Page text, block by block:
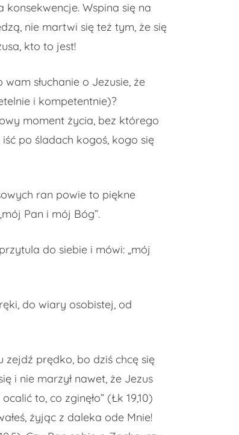
Wspina się na
nie martwi się też tym, że się
kto to jest!
słuchanie o Jezusie, że
i kompetentnie)?
moment życia, bez którego
po śladach kogoś, kogo się
ran powie to piękne
Pan i mój Bóg”.
do siebie i mówi: „mój
do wiary osobistej, od
zejdź prędko, bo dziś chcę się
i nie marzył nawet, że Jezus
to, co zginęło” (Łk 19,10)
żyjąc z daleka ode Mnie!